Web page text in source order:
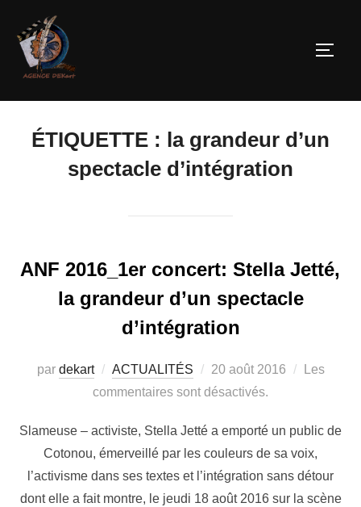
ÉTIQUETTE : la grandeur d’un
spectacle d’intégration
ANF 2016_1er concert: Stella Jetté,
la grandeur d’un spectacle
d’intégration
par dekart ACTUALITÉS 20 août 2016
Les
commentaires sont désactivés.
Slameuse – activiste, Stella Jetté a emporté un public de
Cotonou, émerveillé par les couleurs de sa voix,
l’activisme dans ses textes et l’intégration sans détour
dont elle a fait montre, le jeudi 18 août 2016 sur la scène